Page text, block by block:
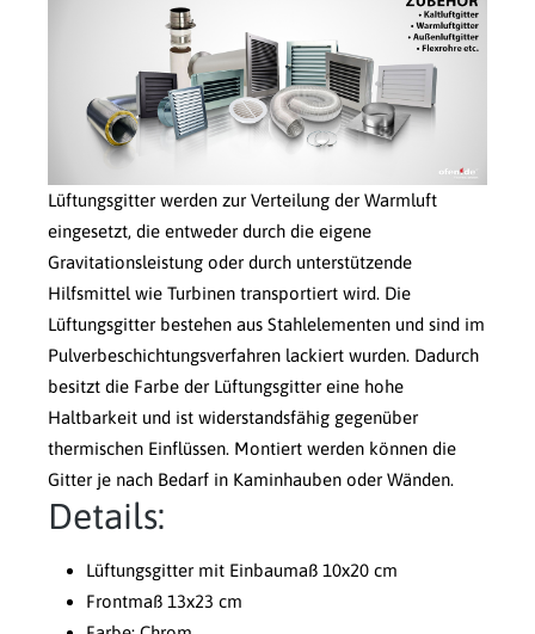
Lüftungsgitter werden zur Verteilung der Warmluft
eingesetzt, die entweder durch die eigene
Gravitationsleistung oder durch unterstützende
Hilfsmittel wie Turbinen transportiert wird. Die
Lüftungsgitter bestehen aus Stahlelementen und sind im
Pulverbeschichtungsverfahren lackiert wurden. Dadurch
besitzt die Farbe der Lüftungsgitter eine hohe
Haltbarkeit und ist widerstandsfähig gegenüber
thermischen Einflüssen. Montiert werden können die
Gitter je nach Bedarf in Kaminhauben oder Wänden.
Details:
Lüftungsgitter mit Einbaumaß 10x20 cm
Frontmaß 13x23 cm